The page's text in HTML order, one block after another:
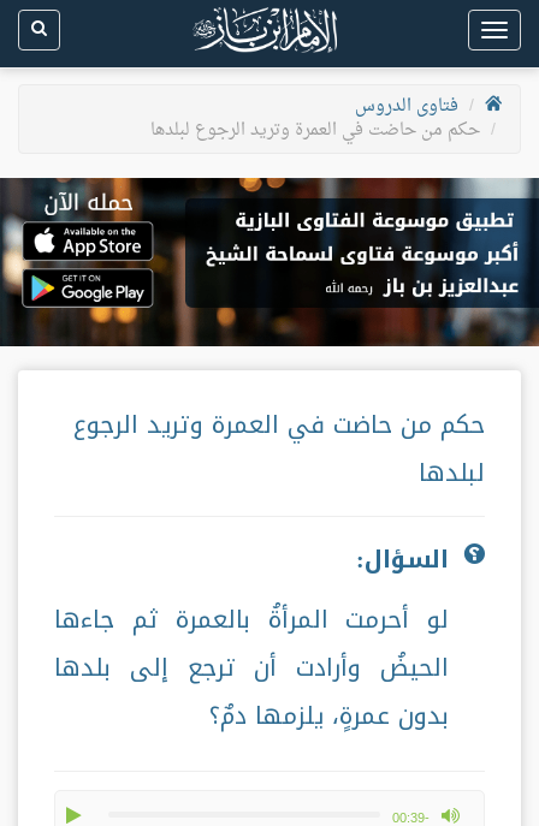
Toggle
navigation
فتاوى الدروس
حكم من حاضت في العمرة وتريد الرجوع لبلدها
حكم من حاضت في العمرة وتريد الرجوع
لبلدها
السؤال:
لو أحرمت المرأةُ بالعمرة ثم جاءها
الحيضُ وأرادت أن ترجع إلى بلدها
بدون عمرةٍ، يلزمها دمٌ؟
-00:39
max volume